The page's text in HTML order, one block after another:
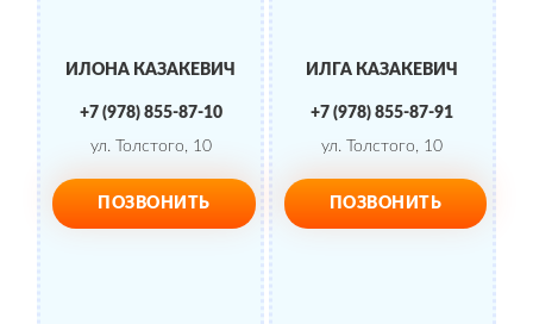
ИЛОНА КАЗАКЕВИЧ
+7 (978) 855-87-10
ул. Толстого, 10
ПОЗВОНИТЬ
ИЛГА КАЗАКЕВИЧ
+7 (978) 855-87-91
ул. Толстого, 10
ПОЗВОНИТЬ